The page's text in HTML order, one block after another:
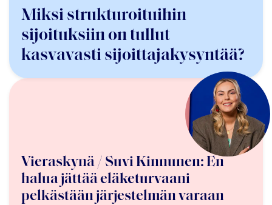
Miksi strukturoituihin
sijoituksiin on tullut
kasvavasti sijoittajakysyntää?
Vieraskynä / Suvi Kinnunen: En
halua jättää eläketurvaani
pelkästään järjestelmän varaan